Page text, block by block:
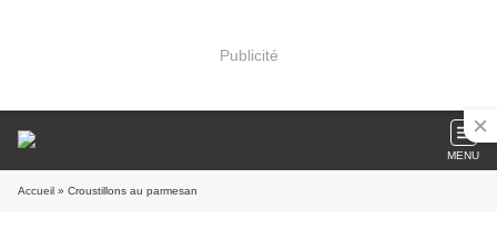
Publicité
MENU
Accueil » Croustillons au parmesan